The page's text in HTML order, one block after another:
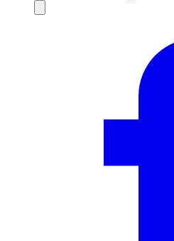
Compartilhar